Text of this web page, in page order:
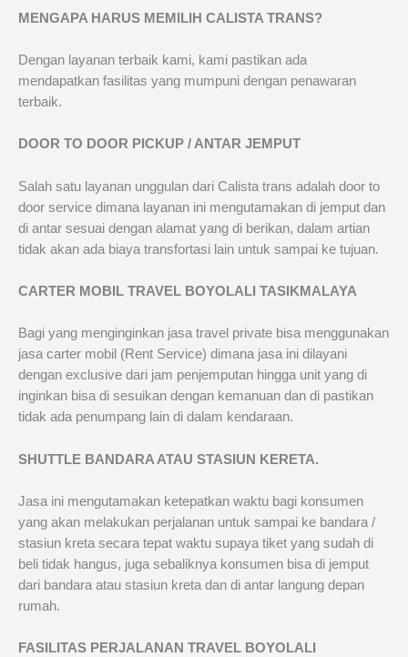
MENGAPA HARUS MEMILIH CALISTA TRANS?
Dengan layanan terbaik kami, kami pastikan ada
mendapatkan fasilitas yang mumpuni dengan penawaran
terbaik.
DOOR TO DOOR PICKUP / ANTAR JEMPUT
Salah satu layanan unggulan dari Calista trans adalah door to
door service dimana layanan ini mengutamakan di jemput dan
di antar sesuai dengan alamat yang di berikan, dalam artian
tidak akan ada biaya transfortasi lain untuk sampai ke tujuan.
CARTER MOBIL TRAVEL BOYOLALI TASIKMALAYA
Bagi yang menginginkan jasa travel private bisa menggunakan
jasa carter mobil (Rent Service) dimana jasa ini dilayani
dengan exclusive dari jam penjemputan hingga unit yang di
inginkan bisa di sesuikan dengan kemanuan dan di pastikan
tidak ada penumpang lain di dalam kendaraan.
SHUTTLE BANDARA ATAU STASIUN KERETA.
Jasa ini mengutamakan ketepatkan waktu bagi konsumen
yang akan melakukan perjalanan untuk sampai ke bandara /
stasiun kreta secara tepat waktu supaya tiket yang sudah di
beli tidak hangus, juga sebaliknya konsumen bisa di jemput
dari bandara atau stasiun kreta dan di antar langung depan
rumah.
FASILITAS PERJALANAN TRAVEL BOYOLALI